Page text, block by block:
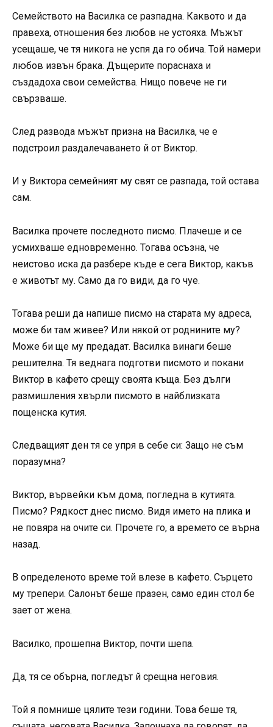
Семейството на Василка се разпадна. Каквото и да
правеха, отношения без любов не устояха. Мъжът
усещаше, че тя никога не успя да го обича. Той намери
любов извън брака. Дъщерите пораснаха и
създадоха свои семейства. Нищо повече не ги
свързваше.
След развода мъжът призна на Василка, че е
подстроил раздалечаването й от Виктор.
И у Виктора семейният му свят се разпада, той остава
сам.
Василка прочете последното писмо. Плачеше и се
усмихваше едновременно. Тогава осъзна, че
неистово иска да разбере къде е сега Виктор, какъв
е животът му. Само да го види, да го чуе.
Тогава реши да напише писмо на старата му адреса,
може би там живее? Или някой от роднините му?
Може би ще му предадат. Василка винаги беше
решителна. Тя веднага подготви писмото и покани
Виктор в кафето срещу своята къща. Без дълги
размишления хвърли писмото в найблизката
пощенска кутия.
Следващият ден тя се упря в себе си: Защо не съм
поразумна?
Виктор, вървейки към дома, погледна в кутията.
Писмо? Рядкост днес писмо. Видя името на пликa и
не повяра на очите си. Прочете го, а времето се върна
назад.
В определеното време той влезе в кафето. Сърцето
му трепери. Салонът беше празен, само един стол бе
зает от жена.
Василко, прошепна Виктор, почти шепа.
Да, тя се обърна, погледът й срещна неговия.
Той я помнише цялите тези години. Това беше тя,